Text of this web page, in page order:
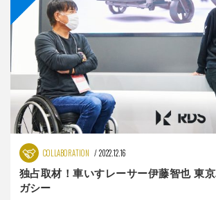
COLLABORATION 2022.12.16
独占取材！車いすレーサー伊藤智也 東
ガシー